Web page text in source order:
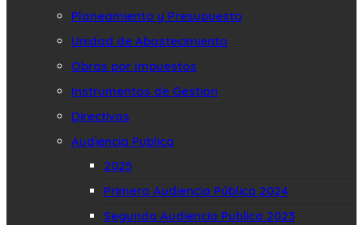
Planeamiento y Presupuesto
Unidad de Abastecimiento
Obras por Impuestos
Instrumentos de Gestion
Directivas
Audiencia Publica
2025
Primera Audiencia Pública 2024
Segunda Audiencia Publica 2023